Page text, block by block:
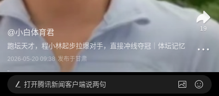
@小白体育君
跑坛天才，程小林起步拉爆对手，直接冲线夺冠｜体坛记忆
2026-05-20 09:38 发布于甘肃
19
打开腾讯新闻客户端说两句